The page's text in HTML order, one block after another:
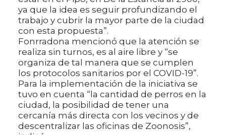
ya que la idea es seguir profundizando el
trabajo y cubrir la mayor parte de la ciudad
con esta propuesta”.
Fonrradona mencionó que la atención se
realiza sin turnos, es al aire libre y “se
organiza de tal manera que se cumplen
los protocolos sanitarios por el COVID-19”.
Para la implementación de la iniciativa se
tuvo en cuenta “la cantidad de perros en la
ciudad, la posibilidad de tener una
cercanía más directa con los vecinos y de
descentralizar las oficinas de Zoonosis”,